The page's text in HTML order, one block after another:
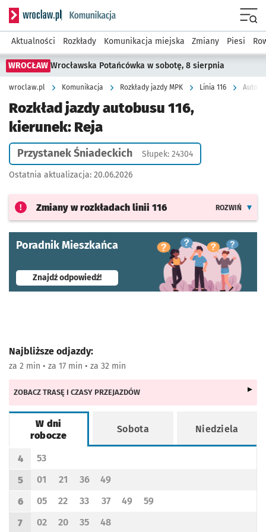
Serwis informacyjny wroclaw.pl podserwis: Komunikacja
Aktualności Rozkłady Komunikacja miejska Zmiany Piesi
WROCŁAW Wrocławska Potańcówka w sobotę, 8 sierpnia
wroclaw.pl Komunikacja Rozkłady jazdy MPK Linia 116
Rozkład jazdy autobusu 116,
kierunek: Reja
Przystanek Śniadeckich Słupek: 24304
Ostatnia aktualizacja: 20.06.2026
Zmiany w rozkładach linii 116 ROZWIŃ
Poradnik Mieszkańca
Znajdź odpowiedź!- otworzy się w nowej karcie
Najbliższe odjazdy:
za 2 min • za 17 min • za 32 min
ZOBACZ TRASĘ I CZASY PRZEJAZDÓW
W dni
robocze
Sobota Niedziela
Rozkład jazdy -
Godzina odjazdu
4
Odjazd
53
minut po godzinie 4
Godzina odjazdu
5
Odjazd
01
minut po godzinie 5
Odjazd
21
minut po godzinie 5
Odjazd
36
minut po godzinie 5
Odjazd
49
minut po godzinie 5
Godzina odjazdu
6
Odjazd
05
minut po godzinie 6
Odjazd
22
minut po godzinie 6
Odjazd
33
minut po godzinie 6
Odjazd
37
minut po godzinie 6
Odjazd
49
minut po godzinie 6
Odjazd
59
minut po godzinie 6
Godzina odjazdu
7
Odjazd
02
minut po godzinie 7
Odjazd
20
minut po godzinie 7
Odjazd
35
minut po godzinie 7
Odjazd
48
minut po godzinie 7